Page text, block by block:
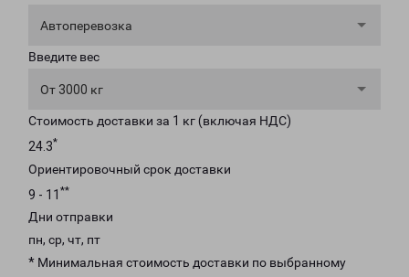
Автоперевозка
Введите вес
От 3000 кг
Стоимость доставки за 1 кг (включая НДС)
24.3*
Ориентировочный срок доставки
9 - 11 **
Дни отправки
пн, ср, чт, пт
* Минимальная стоимость доставки по выбранному